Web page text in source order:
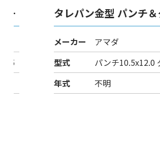
タレパン金型 パンチ
（ロング）
メーカー
アマダ
型式
パンチ10.5x12.0
年式
不明